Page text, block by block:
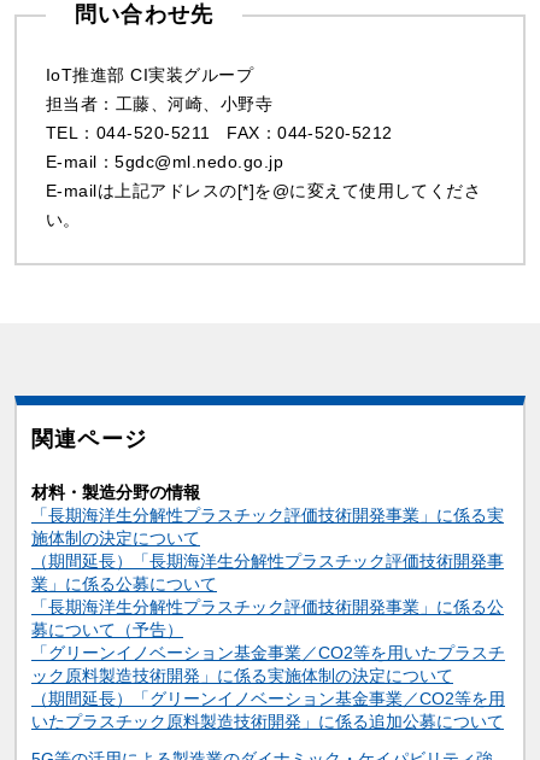
問い合わせ先
IoT推進部 CI実装グループ
担当者：工藤、河崎、小野寺
TEL：044-520-5211 FAX：044-520-5212
E-mail：5gdc@ml.nedo.go.jp
E-mailは上記アドレスの[*]を@に変えて使用してくださ
い。
関連ページ
材料・製造分野の情報
「長期海洋生分解性プラスチック評価技術開発事業」に係る実
施体制の決定について
（期間延長）「長期海洋生分解性プラスチック評価技術開発事
業」に係る公募について
「長期海洋生分解性プラスチック評価技術開発事業」に係る公
募について（予告）
「グリーンイノベーション基金事業／CO2等を用いたプラスチ
ック原料製造技術開発」に係る実施体制の決定について
（期間延長）「グリーンイノベーション基金事業／CO2等を用
いたプラスチック原料製造技術開発」に係る追加公募について